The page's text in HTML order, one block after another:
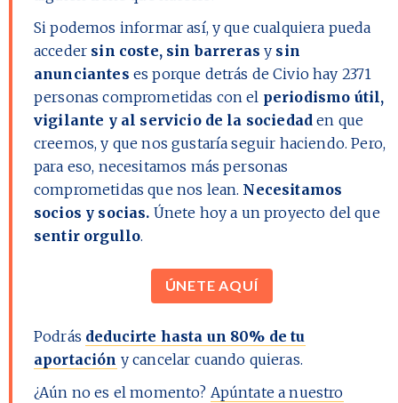
Si podemos informar así, y que cualquiera pueda
acceder sin coste, sin barreras y sin
anunciantes es porque detrás de Civio hay 2371
personas comprometidas con el periodismo útil,
vigilante y al servicio de la sociedad en que
creemos, y que nos gustaría seguir haciendo. Pero,
para eso, necesitamos más personas
comprometidas que nos lean. Necesitamos
socios y socias. Únete hoy a un proyecto del que
sentir orgullo.
ÚNETE AQUÍ
Podrás deducirte hasta un 80% de tu
aportación y cancelar cuando quieras.
¿Aún no es el momento? Apúntate a nuestro